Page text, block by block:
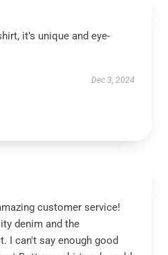
it’s unique and eye-
Dec 3, 2024
customer service!
denim and the
I can't say enough good